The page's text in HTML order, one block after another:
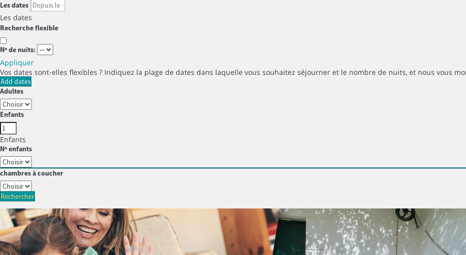
Les dates
Les dates
Recherche flexible
Nº de nuits:
Appliquer
Vos dates sont-elles flexibles ? Indiquez la plage de dates dans laquelle vous souhaitez séjourner et le nombre de nuits, et nous vous
Add dates
Adultes
Enfants
Enfants
Nº enfants
chambres à coucher
Rechercher